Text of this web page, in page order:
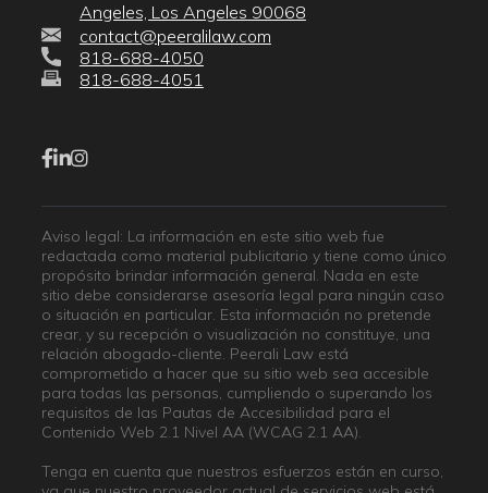
Angeles, Los Angeles 90068
contact@peeralilaw.com
818-688-4050
818-688-4051
Aviso legal: La información en este sitio web fue
redactada como material publicitario y tiene como único
propósito brindar información general. Nada en este
sitio debe considerarse asesoría legal para ningún caso
o situación en particular. Esta información no pretende
crear, y su recepción o visualización no constituye, una
relación abogado-cliente. Peerali Law está
comprometido a hacer que su sitio web sea accesible
para todas las personas, cumpliendo o superando los
requisitos de las Pautas de Accesibilidad para el
Contenido Web 2.1 Nivel AA (WCAG 2.1 AA).
Tenga en cuenta que nuestros esfuerzos están en curso,